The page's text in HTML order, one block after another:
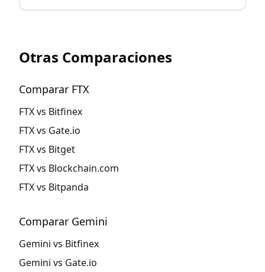
Otras Comparaciones
Comparar FTX
FTX vs Bitfinex
FTX vs Gate.io
FTX vs Bitget
FTX vs Blockchain.com
FTX vs Bitpanda
Comparar Gemini
Gemini vs Bitfinex
Gemini vs Gate.io